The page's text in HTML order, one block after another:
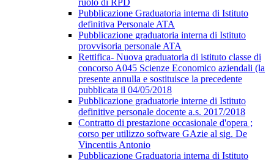
ruolo di RPD
Pubblicazione Graduatoria interna di Istituto
definitiva Personale ATA
Pubblicazione graduatoria interna di Istituto
provvisoria personale ATA
Rettifica- Nuova graduatoria di istituto classe di
concorso A045 Scienze Economico aziendali (la
presente annulla e sostituisce la precedente
pubblicata il 04/05/2018
Pubblicazione graduatorie interne di Istituto
definitive personale docente a.s. 2017/2018
Contratto di prestazione occasionale d'opera ;
corso per utilizzo software GAzie al sig. De
Vincentiis Antonio
Pubblicazione Graduatoria interna di Istituto